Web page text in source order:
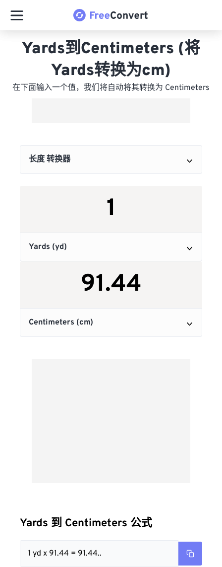
Yards到Centimeters (将
Yards转换为cm)
在下面输入一个值，我们将自动将其转换为 Centimeters
Yards 到 Centimeters 公式
1 yd x 91.44 = 91.44..